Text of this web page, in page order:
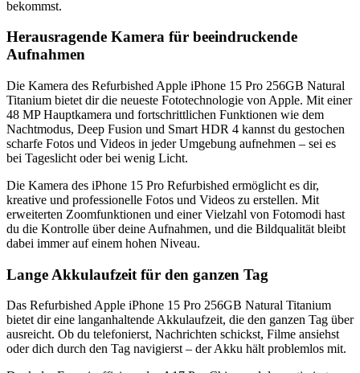
bekommst.
Herausragende Kamera für beeindruckende
Aufnahmen
Die Kamera des Refurbished Apple iPhone 15 Pro 256GB Natural
Titanium bietet dir die neueste Fototechnologie von Apple. Mit einer
48 MP Hauptkamera und fortschrittlichen Funktionen wie dem
Nachtmodus, Deep Fusion und Smart HDR 4 kannst du gestochen
scharfe Fotos und Videos in jeder Umgebung aufnehmen – sei es
bei Tageslicht oder bei wenig Licht.
Die Kamera des iPhone 15 Pro Refurbished ermöglicht es dir,
kreative und professionelle Fotos und Videos zu erstellen. Mit
erweiterten Zoomfunktionen und einer Vielzahl von Fotomodi hast
du die Kontrolle über deine Aufnahmen, und die Bildqualität bleibt
dabei immer auf einem hohen Niveau.
Lange Akkulaufzeit für den ganzen Tag
Das Refurbished Apple iPhone 15 Pro 256GB Natural Titanium
bietet dir eine langanhaltende Akkulaufzeit, die den ganzen Tag über
ausreicht. Ob du telefonierst, Nachrichten schickst, Filme ansiehst
oder dich durch den Tag navigierst – der Akku hält problemlos mit.